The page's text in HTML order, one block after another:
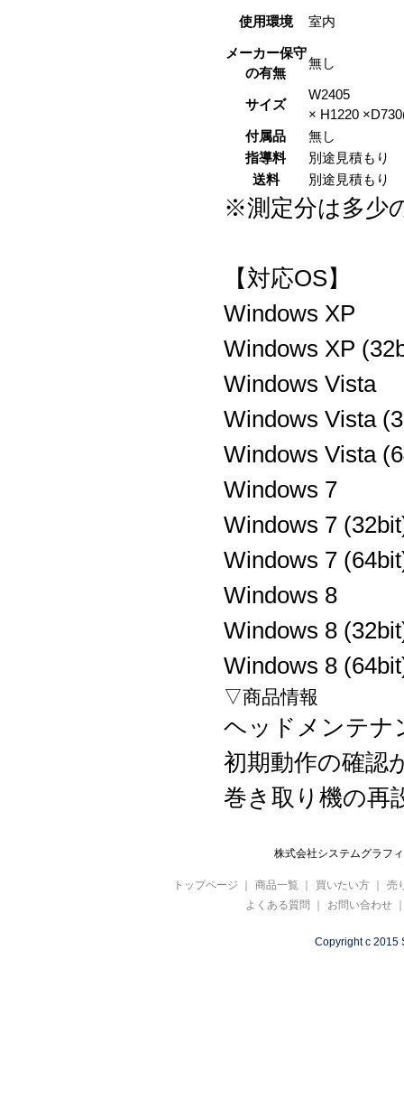
使用環境 室内
メーカー保守
の有無
無し
サイズ
W2405
× H1220
付属品
無し
指導料
別途見積もり
送料
別途見積もり
※測定分は多少
【対応OS】
Windows XP
Windows XP
Windows Vista
Windows Vista
Windows Vista
Windows 7
Windows 7
Windows 7
Windows 8
Windows 8
Windows 8
▽商品情報
ヘッドメンテナ
初期動作の確認
巻き取り機の再
株式会社システムグラ
トップページ 商品一覧 買いたい方
売
よくある質問
お問い合わせ
Copyright c 2015